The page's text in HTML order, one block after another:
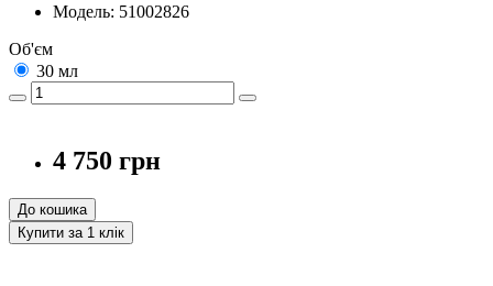
Модель: 51002826
Об'єм
30 мл
4 750 грн
До кошика
Купити за 1 клiк